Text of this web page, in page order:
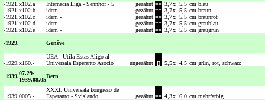
-1921. x102.a Internacia Liga - Sennhof - 5 gezähnt == 3,7x 5,5 cm blau
-1921. x102.b idem - gezähnt == 3,7x 5,5 cm braun
-1921. x102.c idem - gezähnt == 3,7x 5,5 cm braunrot
-1921. x102.d idem - gezähnt == 3,7x 5,5 cm graublau
-1921. x102.e idem - gezähnt == 3,7x 5,5 cm graugrün
-1929.
Genève
-1929. x160.-
UEA - Utila Estas Aligo al
Universala Esperanto Asocio
ungezähnt [] 5,5x 4,5 cm grün, rot, schwarz
1939.07.29-
1939.08.05
Bern
1939. 0005.-
XXXI. Universala kongreso de
Esperanto - Svislando
gezähnt == 4,3x 6,0 cm mehrfarbig